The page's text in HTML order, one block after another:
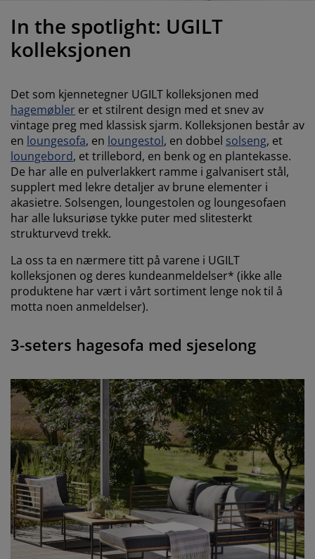
med oppbevaring
og tilbehør
og metervarer
og stryk
In the spotlight: UGILT
kolleksjonen
Det som kjennetegner UGILT kolleksjonen med
hagemøbler er et stilrent design med et snev av
vintage preg med klassisk sjarm. Kolleksjonen består av
en loungesofa, en loungestol, en dobbel solseng, et
loungebord, et trillebord, en benk og en plantekasse.
De har alle en pulverlakkert ramme i galvanisert stål,
supplert med lekre detaljer av brune elementer i
akasietre. Solsengen, loungestolen og loungesofaen
har alle luksuriøse tykke puter med slitesterkt
strukturvevd trekk.
La oss ta en nærmere titt på varene i UGILT
kolleksjonen og deres kundeanmeldelser* (ikke alle
produktene har vært i vårt sortiment lenge nok til å
motta noen anmeldelser).
3-seters hagesofa med sjeselong